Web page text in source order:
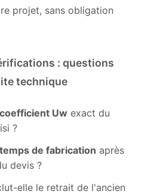
projet, sans obligation
: questions
technique
coefficient Uw exact du
?
temps de fabrication après
devis ?
elle le retrait de l'ancien